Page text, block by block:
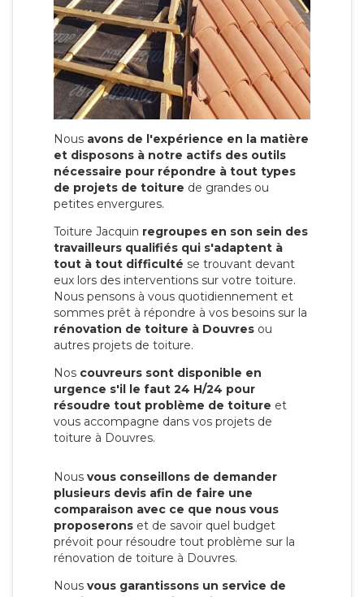
Nous avons de l'expérience en la matière
et disposons à notre actifs des outils
nécessaire pour répondre à tout types
de projets de toiture de grandes ou
petites envergures.
Toiture Jacquin regroupes en son sein des
travailleurs qualifiés qui s'adaptent à
tout à tout difficulté se trouvant devant
eux lors des interventions sur votre toiture.
Nous pensons à vous quotidiennement et
sommes prêt à répondre à vos besoins sur la
rénovation de toiture à Douvres ou
autres projets de toiture.
Nos couvreurs sont disponible en
urgence s'il le faut 24 H/24 pour
résoudre tout problème de toiture et
vous accompagne dans vos projets de
toiture à Douvres.
Nous vous conseillons de demander
plusieurs devis afin de faire une
comparaison avec ce que nous vous
proposerons et de savoir quel budget
prévoit pour résoudre tout problème sur la
rénovation de toiture à Douvres.
Nous vous garantissons un service de